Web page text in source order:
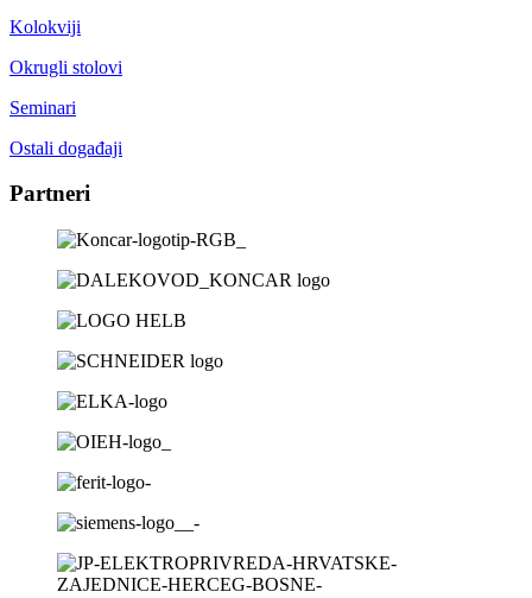
Kolokviji
Okrugli stolovi
Seminari
Ostali događaji
Partneri